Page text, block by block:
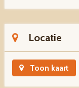
Locatie
Toon kaart